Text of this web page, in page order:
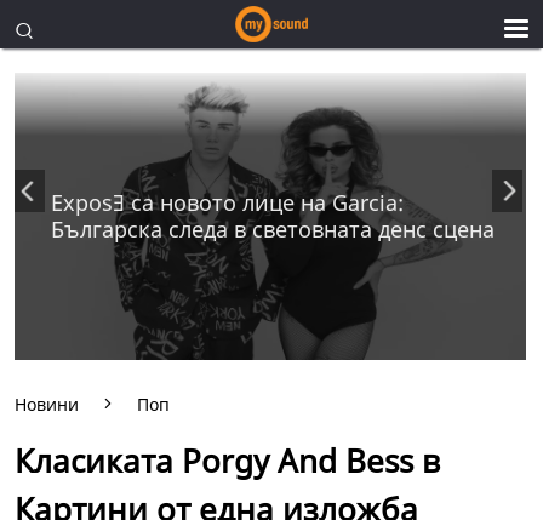
ExposƎ са новото лице на Garcia:
Българска следа в световната денс сцена
Новини Поп
Класиката Porgy Аnd Bess в
Картини от една изложба